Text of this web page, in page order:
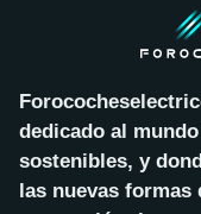
dedicado al
sostenibles, y
las nuevas formas